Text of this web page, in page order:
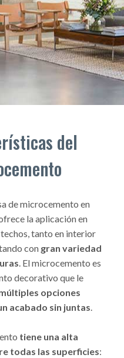
del
de microcemento en
la aplicación en
tanto en interior
con gran variedad
. El microcemento es
decorativo que le
opciones
acabado sin juntas.
tiene una alta
todas las superficies: